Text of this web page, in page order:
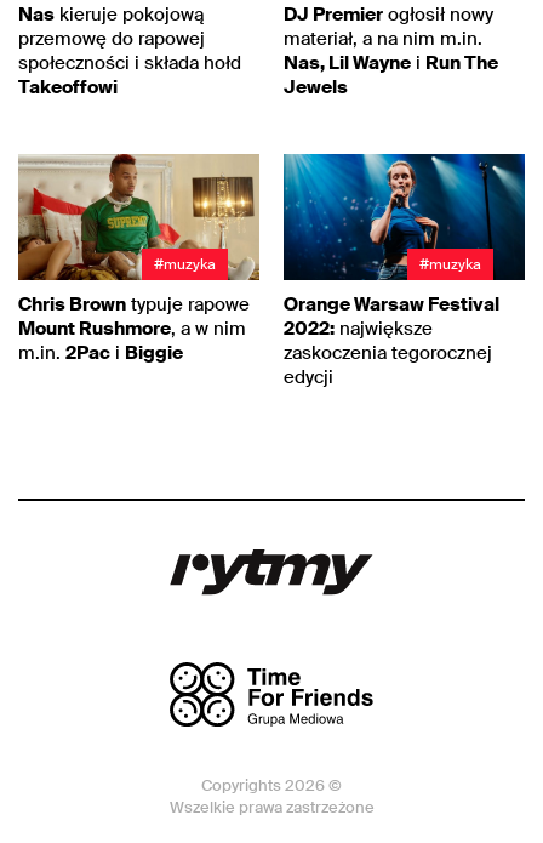
Nas kieruje pokojową
przemowę do rapowej
społeczności i składa hołd
Takeoffowi
DJ Premier ogłosił nowy
materiał, a na nim m.in.
Nas, Lil Wayne i Run The
Jewels
#muzyka
Chris Brown typuje rapowe
Mount Rushmore, a w nim
m.in. 2Pac i Biggie
#muzyka
Orange Warsaw Festival
2022: największe
zaskoczenia tegorocznej
edycji
Copyrights 2026 ©
Wszelkie prawa zastrzeżone